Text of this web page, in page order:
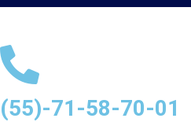
(55)-71-58-70-01